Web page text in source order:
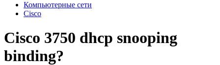
Компьютерные сети
Cisco
Cisco 3750 dhcp snooping
binding?